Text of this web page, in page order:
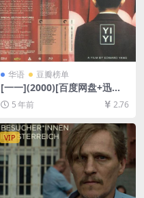
华语 豆瓣榜单
[一一](2000)[百度网盘+迅雷
云盘资源1080P超清未删减]
[MP4/11GB][中文字幕]
5 年前 2.76
VIP